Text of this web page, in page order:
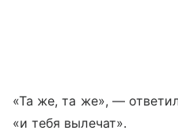
«Та же, та же», —
«и тебя вылечат».